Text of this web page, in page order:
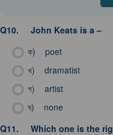
Q10.
John Keats is a –
ক)
poet
খ)
dramatist
গ)
artist
ঘ)
none
Q11.
Which one is the